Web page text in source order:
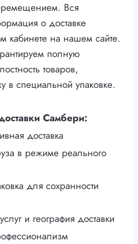
Вся
о доставке
кабинете на нашем сайте.
полную
товаров,
в специальной упаковке.
Самбери:
доставка
в режиме реального
для сохранности
и география доставки